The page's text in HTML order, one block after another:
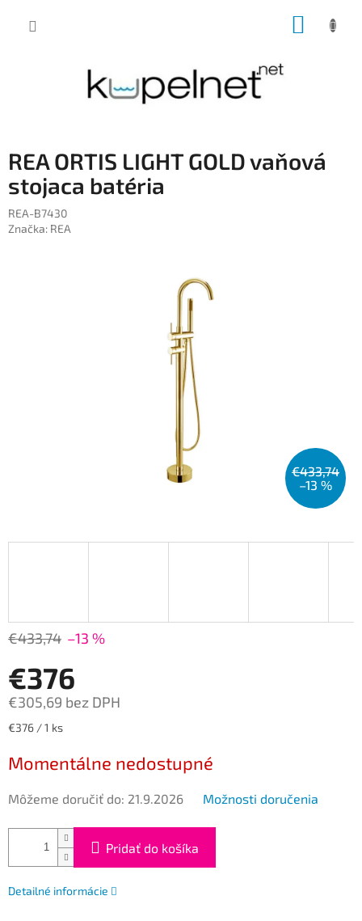
REA ORTIS LIGHT GOLD vaňová
stojaca batéria
REA-B7430
Značka: REA
€433,74
–13 %
€433,74 –13 %
€376
€305,69 bez DPH
Jednotková
€376 / 1 ks
Momentálne nedostupné
Môžeme doručiť do: 21.9.2026 Možnosti doručenia
Pridať do košíka
Detailné informácie